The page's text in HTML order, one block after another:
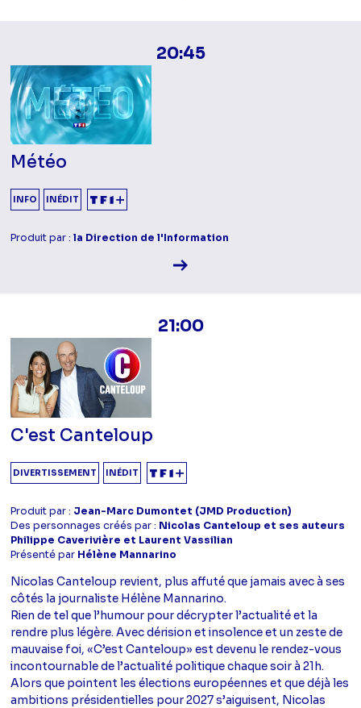
20:45
Météo
INFO INÉDIT
Produit par :la Direction de l'Information
Voir la fiche diffusion
21:00
C'est Canteloup
DIVERTISSEMENT INÉDIT
Produit par : Jean-Marc Dumontet (JMD Production)
Des personnages créés par : Nicolas Canteloup et ses auteurs
Philippe Caverivière et Laurent Vassilian
Présenté par Hélène Mannarino
Nicolas Canteloup revient, plus affuté que jamais avec à ses
côtés la journaliste Hélène Mannarino.
Rien de tel que l’humour pour décrypter l’actualité et la
rendre plus légère. Avec dérision et insolence et un zeste de
mauvaise foi, «C’est Canteloup» est devenu le rendez-vous
incontournable de l’actualité politique chaque soir à 21h.
Alors que pointent les élections européennes et que déjà les
ambitions présidentielles pour 2027 s’aiguisent, Nicolas